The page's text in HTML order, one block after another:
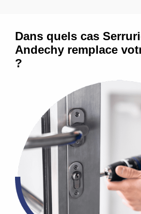
Dans quels cas
Andechy remplace
?